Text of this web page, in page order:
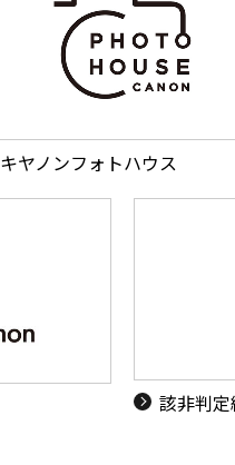
キヤノンフォトハウス
該非判